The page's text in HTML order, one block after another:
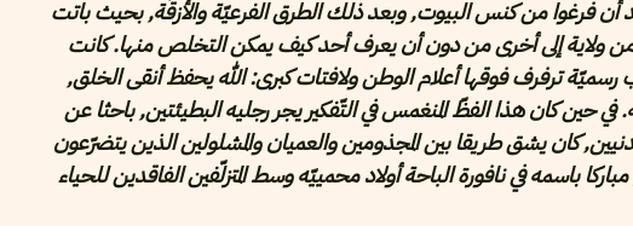
أن فرغوا من كنس البيوت, وبعد ذلك الطرق الفرعيّة والأزقّة, بحيث باتت
ولاية إلى أخرى من دون أن يعرف أحد كيف يمكن التخلص منها. كانت
ترفرف فوقها أعلام الوطن ولافتات كبرى: الله يحفظ أنقى الخلق,
حين كان هذا الفظّ المنغمس في التّفكير يجر رجليه البطيئتين, باحثا عن
كان يشق طريقا بين المجذومين والعميان والمشلولين الذين يتضرّعون
باسمه في نافورة الباحة أولاد محمييّه وسط المتزلّفين الفاقدين للحياء